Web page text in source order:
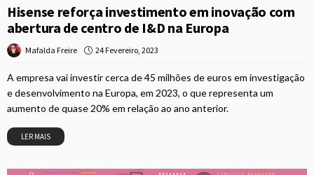
Hisense reforça investimento em inovação com
abertura de centro de I&D na Europa
Mafalda Freire 24 Fevereiro, 2023
A empresa vai investir cerca de 45 milhões de euros em investigação
e desenvolvimento na Europa, em 2023, o que representa um
aumento de quase 20% em relação ao ano anterior.
LER MAIS